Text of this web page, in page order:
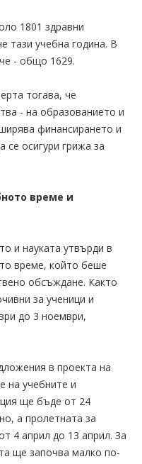
1801 здравни
тази учебна година. В
- общо 1629.
тогава, че
- на образованието и
финансирането и
се осигури грижа за
време и
и науката утвърди в
време, който беше
обсъждане. Както
за ученици и
до 3 ноември,
в проекта на
на учебните и
ще бъде от 24
а пролетната за
4 април до 13 април. За
ще започва малко по-